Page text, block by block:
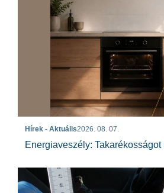
Hírek - Aktuális2026. 08. 07.
Energiaveszély: Takarékosságot